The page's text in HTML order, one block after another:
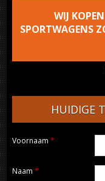
WIJ
SPORTWAGENS
HUIDIGE
Voornaam *
Naam *